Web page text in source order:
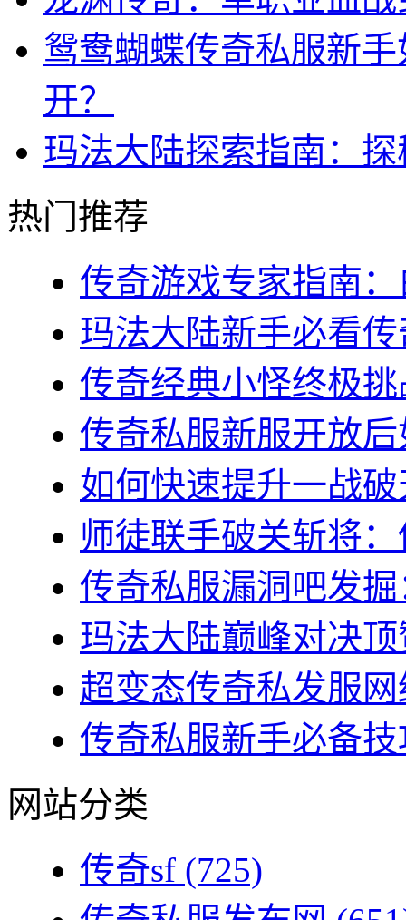
鸳鸯蝴蝶传奇私服新
开？
玛法大陆探索指南：
热门推荐
传奇游戏专家指南
玛法大陆新手必看
传奇经典小怪终极
传奇私服新服开放
如何快速提升一战
师徒联手破关斩将
传奇私服漏洞吧发
玛法大陆巅峰对决
超变态传奇私发服
传奇私服新手必备
网站分类
传奇sf (725)